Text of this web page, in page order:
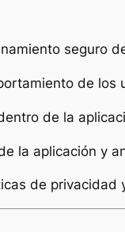
seguro
de
de la
la aplicación y
de